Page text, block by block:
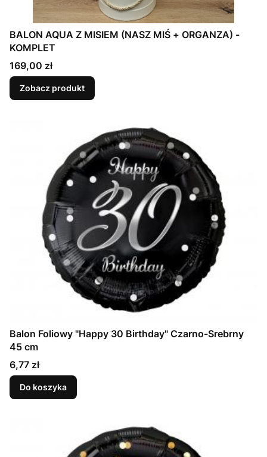
BALON AQUA Z MISIEM (NASZ MIŚ + ORGANZA) -
KOMPLET
Cena
169,00 zł
Zobacz produkt
Balon Foliowy "Happy 30 Birthday" Czarno-Srebrny
45 cm
Cena
6,77 zł
Do koszyka